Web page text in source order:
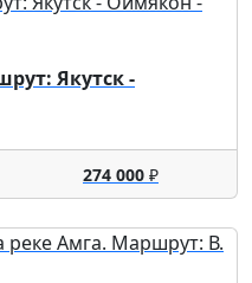
Якутск -
274 000₽